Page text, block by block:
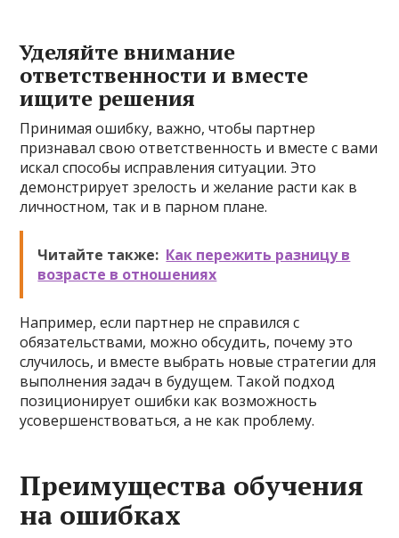
Уделяйте внимание
ответственности и вместе
ищите решения
Принимая ошибку, важно, чтобы партнер
признавал свою ответственность и вместе с вами
искал способы исправления ситуации. Это
демонстрирует зрелость и желание расти как в
личностном, так и в парном плане.
Читайте также: Как пережить разницу в
возрасте в отношениях
Например, если партнер не справился с
обязательствами, можно обсудить, почему это
случилось, и вместе выбрать новые стратегии для
выполнения задач в будущем. Такой подход
позиционирует ошибки как возможность
усовершенствоваться, а не как проблему.
Преимущества обучения
на ошибках